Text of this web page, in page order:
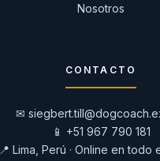
Nosotros
CONTACTO
✉
📱 +51 967 790 181
📍 Lima, Perú · Online en todo